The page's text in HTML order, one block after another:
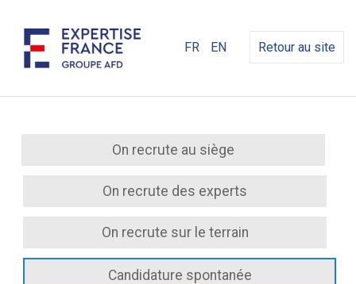
FR EN Retour au site
On recrute au siège
On recrute des experts
On recrute sur le terrain
Candidature spontanée